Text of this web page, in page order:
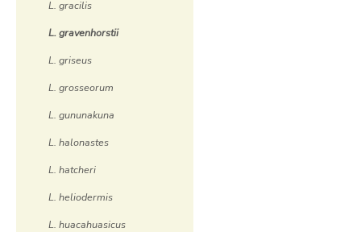
L. gracilis
L. gravenhorstii
L. griseus
L. grosseorum
L. gununakuna
L. halonastes
L. hatcheri
L. heliodermis
L. huacahuasicus